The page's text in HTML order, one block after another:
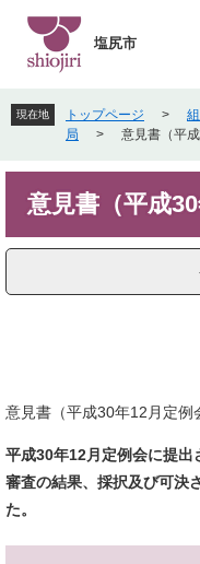
先
頭
す
を
飛
し
文
塩尻市
現在地 トップページ >
局
> 意見書（平
意見書（平成30
意見書（平成30年12月定例
平成30年12月定例会に提出
審査の結果、採択及び可決
た。